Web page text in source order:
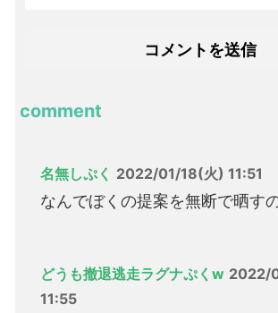
comment
名無しぷく 2022/01/18(火) 11:51
なんでぼくの提案を無断で晒す
どうも撤退逃走ラグナぷくw 2022/
11:55